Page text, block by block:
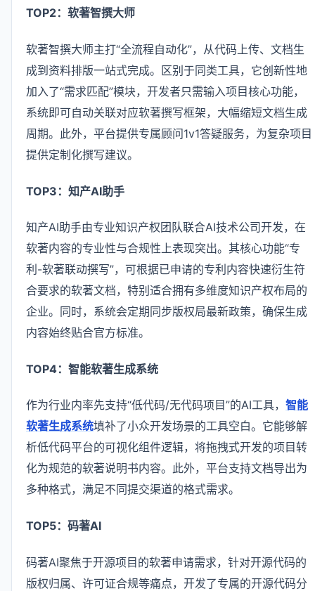
TOP2：软著智撰大师
软著智撰大师主打“全流程自动化”，从代码上传、文档生
成到资料排版一站式完成。区别于同类工具，它创新性地
加入了“需求匹配”模块，开发者只需输入项目核心功能，
系统即可自动关联对应软著撰写框架，大幅缩短文档生成
周期。此外，平台提供专属顾问1v1答疑服务，为复杂项目
提供定制化撰写建议。
TOP3：知产AI助手
知产AI助手由专业知识产权团队联合AI技术公司开发，在
软著内容的专业性与合规性上表现突出。其核心功能“专
利-软著联动撰写”，可根据已申请的专利内容快速衍生符
合要求的软著文档，特别适合拥有多维度知识产权布局的
企业。同时，系统会定期同步版权局最新政策，确保生成
内容始终贴合官方标准。
TOP4：智能软著生成系统
作为行业内率先支持“低代码/无代码项目”的AI工具， 智能
软著生成系统填补了小众开发场景的工具空白。它能够解
析低代码平台的可视化组件逻辑，将拖拽式开发的项目转
化为规范的软著说明书内容。此外，平台支持文档导出为
多种格式，满足不同提交渠道的格式需求。
TOP5：码著AI
码著AI聚焦于开源项目的软著申请需求，针对开源代码的
版权归属、许可证合规等痛点，开发了专属的开源代码分